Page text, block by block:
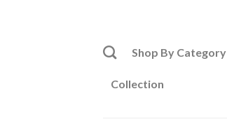
Shop By Category
Collection